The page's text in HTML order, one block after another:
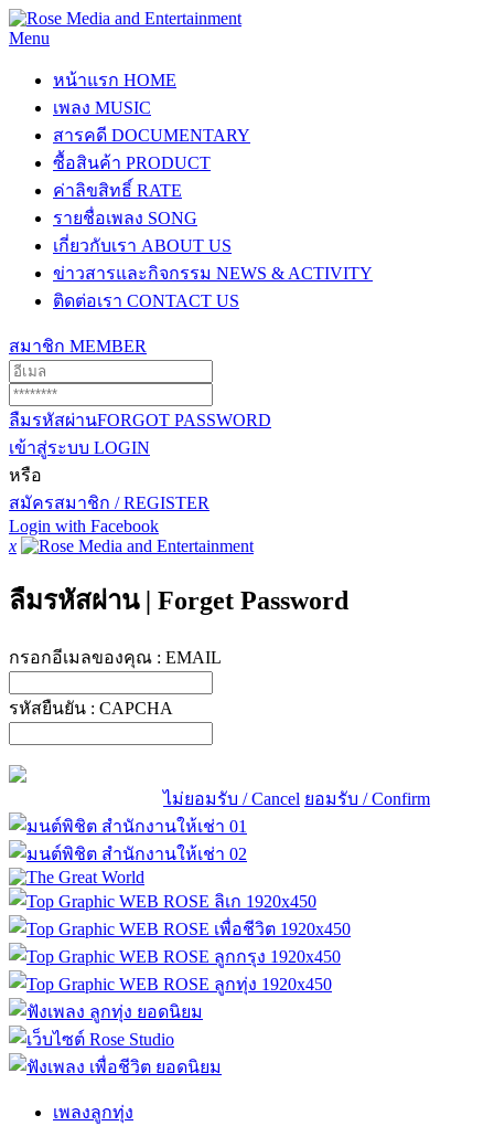
Menu
หน้าแรก HOME
เพลง MUSIC
สารคดี DOCUMENTARY
ซื้อสินค้า PRODUCT
ค่าลิขสิทธิ์ RATE
รายชื่อเพลง SONG
เกี่ยวกับเรา ABOUT US
ข่าวสารและกิจกรรม NEWS & ACTIVITY
ติดต่อเรา CONTACT US
สมาชิก MEMBER
ลืมรหัสผ่านFORGOT PASSWORD
เข้าสู่ระบบ LOGIN
หรือ
สมัครสมาชิก / REGISTER
Login with Facebook
x
ลืมรหัสผ่าน | Forget Password
กรอกอีเมลของคุณ : EMAIL
รหัสยืนยัน : CAPCHA
ไม่ยอมรับ / Cancel ยอมรับ / Confirm
เพลงลูกทุ่ง